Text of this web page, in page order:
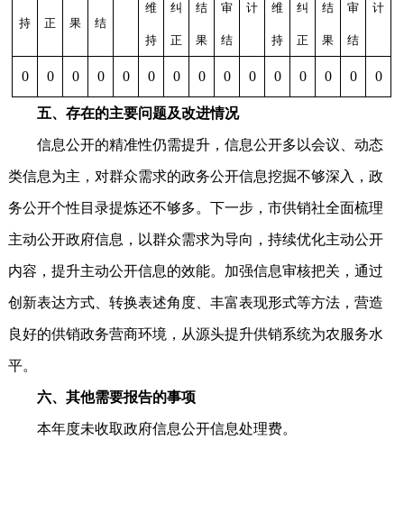
持 正 果 结
维
持
纠
正
结
果
审
结
计 维
持
纠
正
结
果
审
结
计
0 0 0 0 0 0 0 0 0 0 0 0 0 0 0
五、存在的主要问题及改进情况
信息公开的精准性仍需提升，信息公开多以会议、动态
类信息为主，对群众需求的政务公开信息挖掘不够深入，政
务公开个性目录提炼还不够多。下一步，市供销社全面梳理
主动公开政府信息，以群众需求为导向，持续优化主动公开
内容，提升主动公开信息的效能。加强信息审核把关，通过
创新表达方式、转换表述角度、丰富表现形式等方法，营造
良好的供销政务营商环境，从源头提升供销系统为农服务水
平。
六、其他需要报告的事项
本年度未收取政府信息公开信息处理费。